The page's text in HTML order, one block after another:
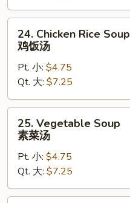
面
汤
Chicken
Rice
Soup
饭
汤
24. Chicken Rice Soup
鸡饭汤
Pt. 小: $4.75
Qt. 大: $7.25
Vegetable
Soup
汤
25. Vegetable Soup
素菜汤
Pt. 小: $4.75
Qt. 大: $7.25